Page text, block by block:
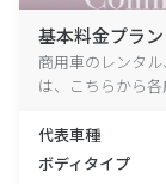
基本料金プラン
商用車のレンタ
は、こちらから各
代表車種
ボディタイプ